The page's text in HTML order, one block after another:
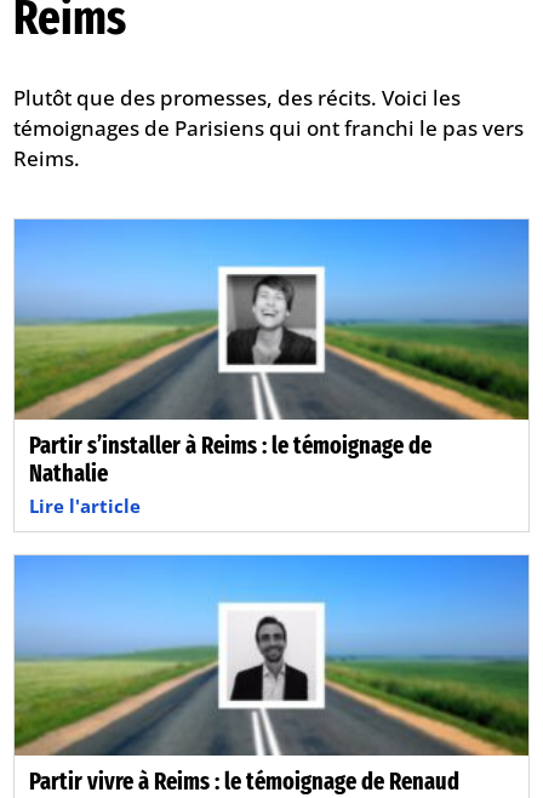
Reims
Plutôt que des promesses, des récits. Voici les
témoignages de Parisiens qui ont franchi le pas vers
Reims.
Partir s’installer à Reims : le témoignage de
Nathalie
Lire l'article
Partir vivre à Reims : le témoignage de Renaud